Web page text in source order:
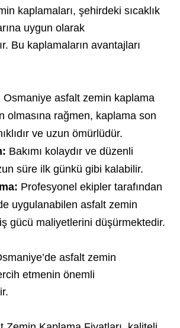
kaplamaları, şehirdeki sıcaklık
uygun olarak
Bu kaplamaların avantajları
Osmaniye asfalt zemin kaplama
olmasına rağmen, kaplama son
ve uzun ömürlüdür.
Bakımı kolaydır ve düzenli
süre ilk günkü gibi kalabilir.
Profesyonel ekipler tarafından
uygulanabilen asfalt zemin
gücü maliyetlerini düşürmektedir.
asfalt zemin
etmenin önemli